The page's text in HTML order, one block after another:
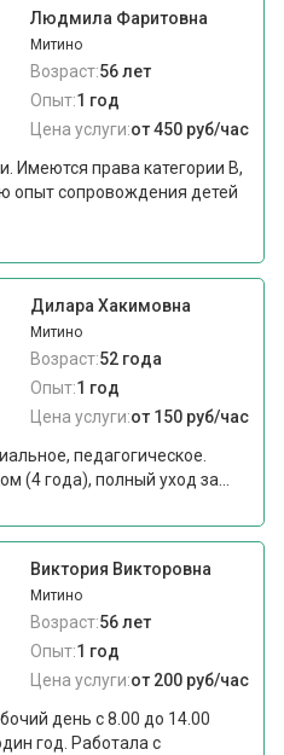
Людмила Фаритовна
Митино
Возраст:56 лет
Опыт:1 год
Цена услуги:от 450 руб/час
Имеются права категории В,
опыт сопровождения детей
Дилара Хакимовна
Митино
Возраст:52 года
Опыт:1 год
Цена услуги:от 150 руб/час
педагогическое.
(4 года), полный уход за...
Виктория Викторовна
Митино
Возраст:56 лет
Опыт:1 год
Цена услуги:от 200 руб/час
день с 8.00 до 14.00
год. Работала с